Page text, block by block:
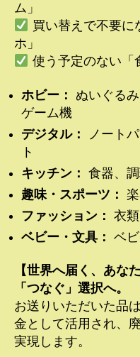
ム」
買い替えで不要に
ホ」
使う予定のない「
ホビー：
ぬいぐる
ゲーム機
デジタル：
ノート
ト
キッチン： 食器、
趣味・スポーツ：
ファッション： 衣
ベビー・文具： ベ
【世界へ届く、あな
「つなぐ」選択へ。
お送りいただいた品
金として活用され、
実現します。